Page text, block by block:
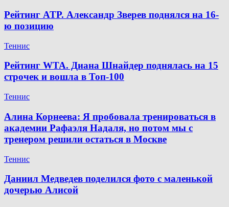
Рейтинг ATP. Александр Зверев поднялся на 16-
ю позицию
Теннис
Рейтинг WTA. Диана Шнайдер поднялась на 15
строчек и вошла в Топ-100
Теннис
Алина Корнеева: Я пробовала тренироваться в
академии Рафаэля Надаля, но потом мы с
тренером решили остаться в Москве
Теннис
Даниил Медведев поделился фото с маленькой
дочерью Алисой